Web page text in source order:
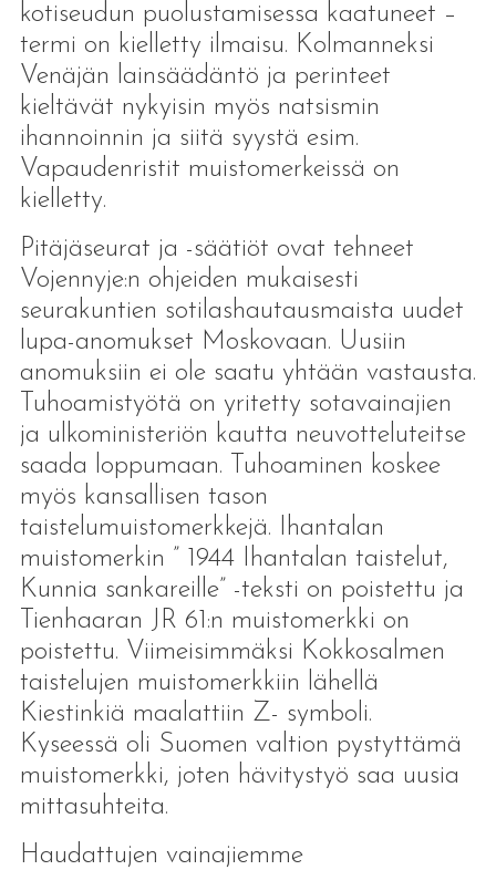
kotiseudun puolustamisessa kaatuneet –
termi on kielletty ilmaisu. Kolmanneksi
Venäjän lainsäädäntö ja perinteet
kieltävät nykyisin myös natsismin
ihannoinnin ja siitä syystä esim.
Vapaudenristit muistomerkeissä on
kielletty.
Pitäjäseurat ja -säätiöt ovat tehneet
Vojennyje:n ohjeiden mukaisesti
seurakuntien sotilashautausmaista uudet
lupa-anomukset Moskovaan. Uusiin
anomuksiin ei ole saatu yhtään vastausta.
Tuhoamistyötä on yritetty sotavainajien
ja ulkoministeriön kautta neuvotteluteitse
saada loppumaan. Tuhoaminen koskee
myös kansallisen tason
taistelumuistomerkkejä. Ihantalan
muistomerkin ” 1944 Ihantalan taistelut,
Kunnia sankareille” -teksti on poistettu ja
Tienhaaran JR 61:n muistomerkki on
poistettu. Viimeisimmäksi Kokkosalmen
taistelujen muistomerkkiin lähellä
Kiestinkiä maalattiin Z- symboli.
Kyseessä oli Suomen valtion pystyttämä
muistomerkki, joten hävitystyö saa uusia
mittasuhteita.
Haudattujen vainajiemme